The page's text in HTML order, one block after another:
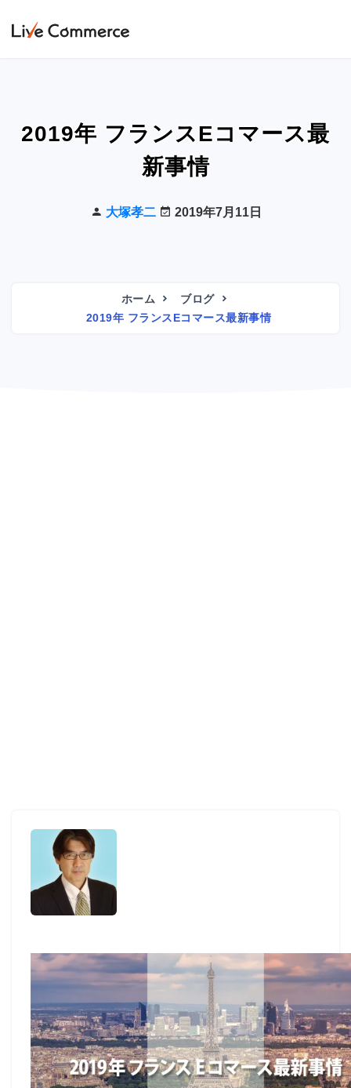
2019年 フランスEコマース最
新事情
大塚孝二 2019年7月11日
ホーム
ブログ
2019年 フランスEコマース最新事情